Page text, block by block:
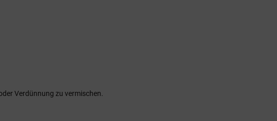
Verdünnung zu vermischen.